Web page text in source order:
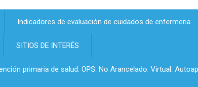
Indicadores de evaluación de cuidados de enfermeria
SITIOS DE INTERÉS
primaria de salud. OPS. No Arancelado. Virtual.